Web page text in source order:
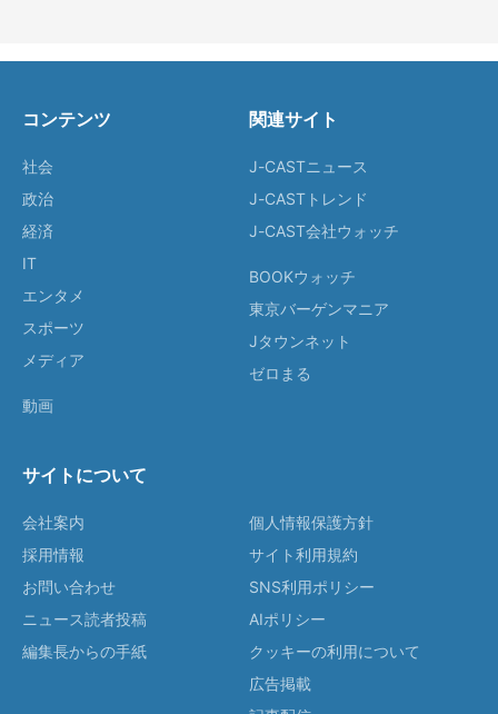
コンテンツ
社会
政治
経済
IT
エンタメ
スポーツ
メディア
動画
関連サイト
J-CASTニュース
J-CASTトレンド
J-CAST会社ウォッチ
BOOKウォッチ
東京バーゲンマニア
Jタウンネット
ゼロまる
サイトについて
会社案内
採用情報
お問い合わせ
ニュース読者投稿
編集長からの手紙
個人情報保護方針
サイト利用規約
SNS利用ポリシー
AIポリシー
クッキーの利用について
広告掲載